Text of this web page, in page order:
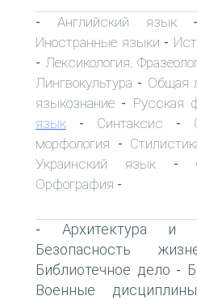
- Английский язык
Иностранные языки -
- Лексикология.
Лингвокультура - Общая
языкознание - Русская
язык - Синтаксис -
морфология -
Украинский язык -
Орфография -
- Архитектура и
Безопасность
Библиотечное дело -
Военные дисциплины